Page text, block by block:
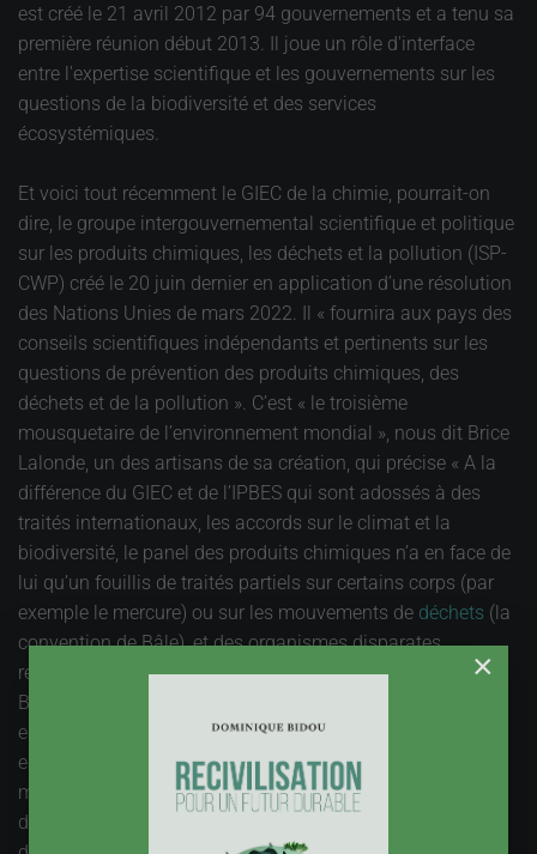
est créé le 21 avril 2012 par 94 gouvernements et a tenu sa
première réunion début 2013. Il joue un rôle d'interface
entre l'expertise scientifique et les gouvernements sur les
questions de la biodiversité et des services
écosystémiques.
Et voici tout récemment le GIEC de la chimie, pourrait-on
dire, le groupe intergouvernemental scientifique et politique
sur les produits chimiques, les déchets et la pollution (ISP-
CWP) créé le 20 juin dernier en application d’une résolution
des Nations Unies de mars 2022. Il « fournira aux pays des
conseils scientifiques indépendants et pertinents sur les
questions de prévention des produits chimiques, des
déchets et de la pollution ». C’est « le troisième
mousquetaire de l’environnement mondial », nous dit Brice
Lalonde, un des artisans de sa création, qui précise « A la
différence du GIEC et de l’IPBES qui sont adossés à des
traités internationaux, les accords sur le climat et la
biodiversité, le panel des produits chimiques n’a en face de
lui qu’un fouillis de traités partiels sur certains corps (par
exemple le mercure) ou sur les mouvements de déchets (la
convention de Bâle), et des organismes disparates
regroupé dans une coordination qui inclue l’OCDE et la
Banque mondiale ». C’est donc un « GIEC » particulier, qui
est doté en outre d’une mission de « veille prospective,
essentielle dans un domaine où les incertitudes et les
manques de connaissances sont majeurs et pourtant
déterminants pour la décision » selon Lucien Chabason
×